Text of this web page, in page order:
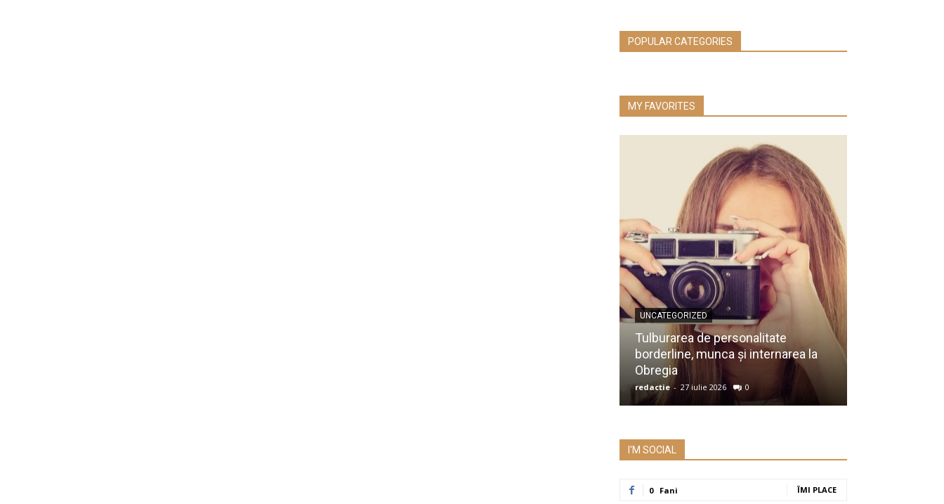
POPULAR CATEGORIES
MY FAVORITES
UNCATEGORIZED
Tulburarea de personalitate
borderline, munca și internarea la
Obregia
redactie - 27 iulie 2026 0
I'M SOCIAL
0 Fani ÎMI PLACE